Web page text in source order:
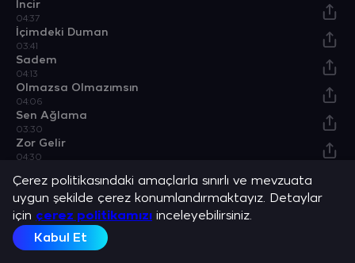
İncir
04:37
İçimdeki Duman
03:41
Sadem
04:13
Olmazsa Olmazımsın
04:06
Sen Ağlama
03:30
Zor Gelir
04:30
Albümler
Yasak Elma
Albüm
Bulunduğu Listeler
Çerez politikasındaki amaçlarla sınırlı ve mevzuata
uygun şekilde çerez konumlandırmaktayız. Detaylar
için çerez politikamızı inceleyebilirsiniz.
Kabul Et